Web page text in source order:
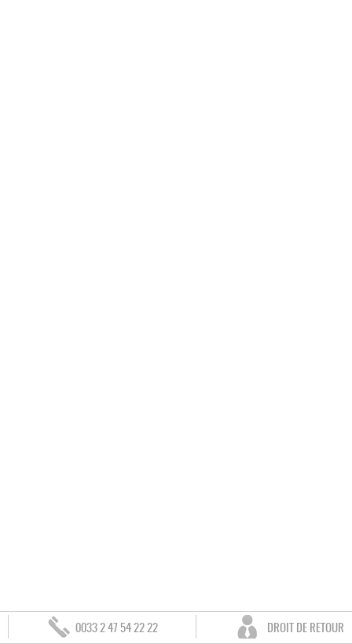
0033 2 47 54 22 22 DROIT DE RETOUR